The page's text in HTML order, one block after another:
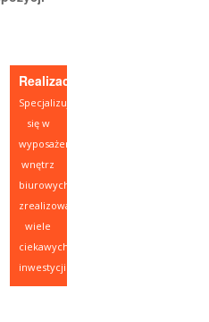
Realizacje
Specjalizujemy
się w
wyposażeniu
wnętrz
biurowych,
zrealizowaliśmy
wiele
ciekawych
inwestycji.